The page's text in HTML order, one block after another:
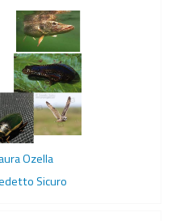
Ozella
Sicuro